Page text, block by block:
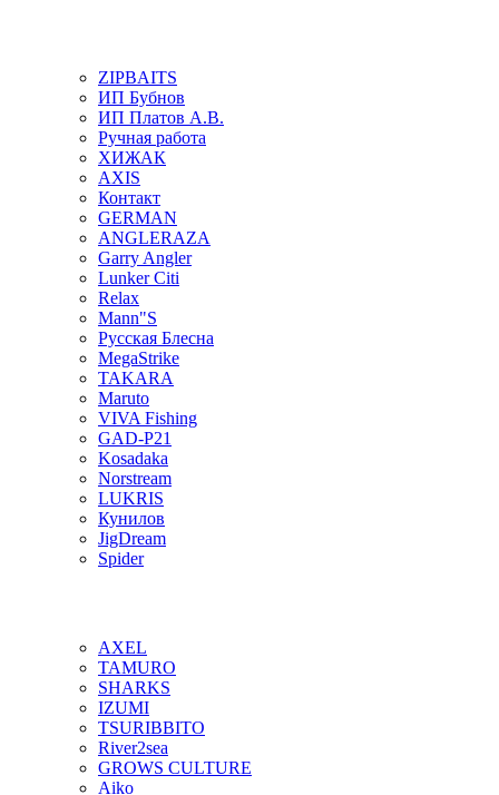
ZIPBAITS
ИП Бубнов
ИП Платов А.В.
Ручная работа
ХИЖАК
AXIS
Контакт
GERMAN
ANGLERAZA
Garry Angler
Lunker Citi
Relax
Mann"S
Русская Блесна
MegaStrike
TAKARA
Maruto
VIVA Fishing
GAD-P21
Kosadaka
Norstream
LUKRIS
Кунилов
JigDream
Spider
AXEL
TAMURO
SHARKS
IZUMI
TSURIBBITO
River2sea
GROWS CULTURE
Aiko